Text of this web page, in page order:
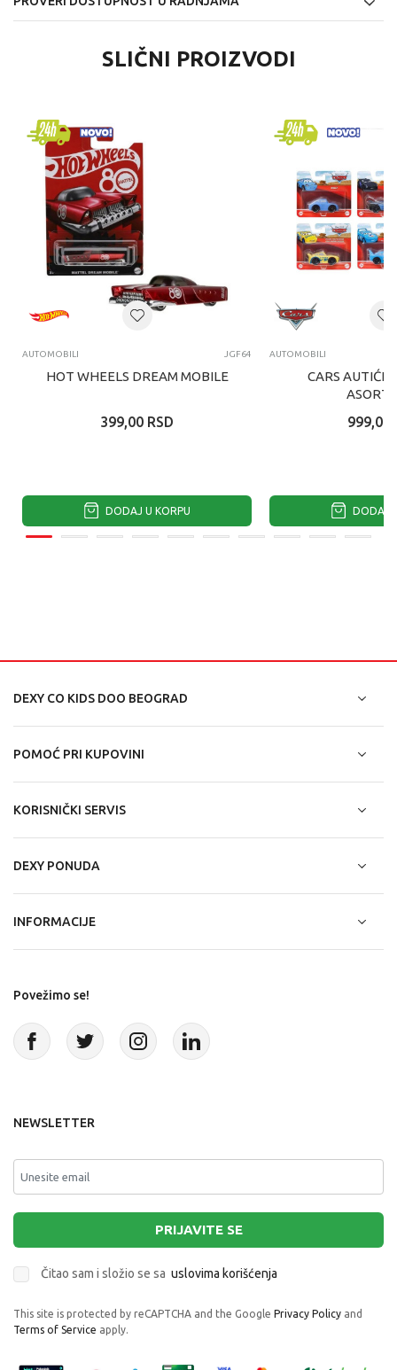
SLIČNI PROIZVODI
AUTOMOBILI JGF64
HOT WHEELS DREAM MOBILE
399,00 RSD
DODAJ U KORPU
AUTOMOBILI
CARS AUTIĆI
999,00
DODAJ
DEXY CO KIDS DOO BEOGRAD
POMOĆ PRI KUPOVINI
KORISNIČKI SERVIS
DEXY PONUDA
INFORMACIJE
Povežimo se!
NEWSLETTER
PRIJAVITE SE
Čitao sam i složio se sa uslovima korišćenja
This site is protected by reCAPTCHA and the Google Privacy Policy and
Terms of Service apply.